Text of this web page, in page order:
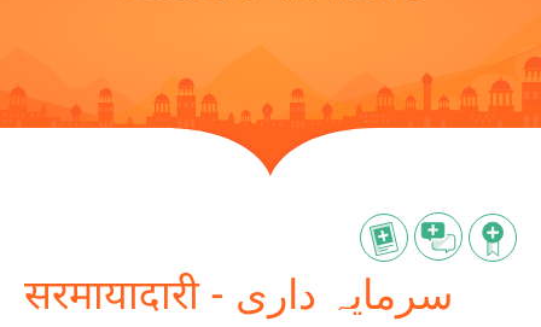
सरमायादारी - سرمایہ داری